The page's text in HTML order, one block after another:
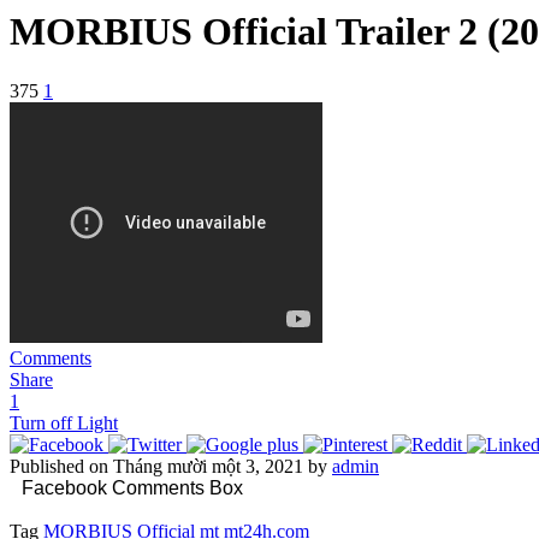
MORBIUS Official Trailer 2
375 1
Comments
Share
1
Turn off Light
Published on Tháng mười một 3, 2021 by admin
Facebook Comments Box
Tag MORBIUS Official mt mt24h.com